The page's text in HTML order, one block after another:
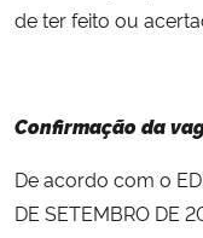
de ter feito ou
Confirmação da
De acordo com o
DE SETEMBRO DE